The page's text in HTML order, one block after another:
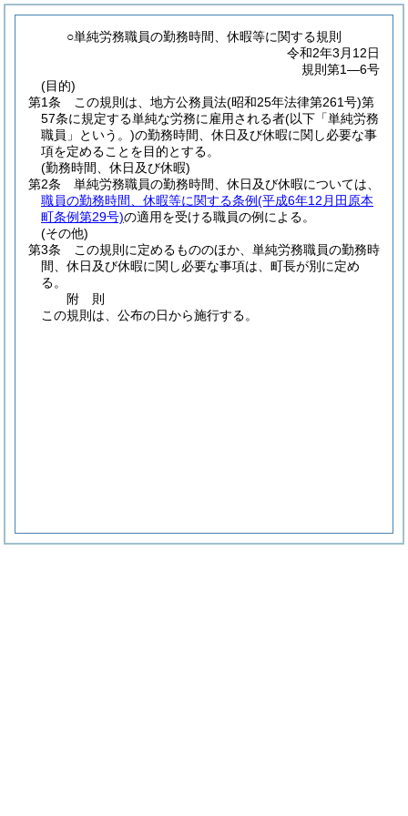
○単純労務職員の勤務時間、休暇等に関する規則
令和2年3月12日
規則第1―6号
(目的)
第1条
この規則は、地方公務員法(昭和25年法律第261号)第
57条に規定する単純な労務に雇用される者(以下「単純労務
職員」という。)の勤務時間、休日及び休暇に関し必要な事
項を定めることを目的とする。
(勤務時間、休日及び休暇)
第2条
単純労務職員の勤務時間、休日及び休暇については、
職員の勤務時間、休暇等に関する条例(平成6年12月田原本
町条例第29号)の適用を受ける職員の例による。
(その他)
第3条
この規則に定めるもののほか、単純労務職員の勤務時
間、休日及び休暇に関し必要な事項は、町長が別に定め
る。
附 則
この規則は、公布の日から施行する。